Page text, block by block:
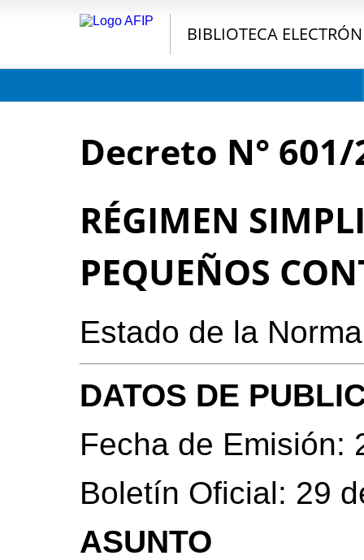
BIBLIOTECA
Decreto N° 601/
RÉGIMEN
PEQUEÑOS
Estado de la
DATOS DE
Fecha de Emisión:
Boletín Oficial: 29
ASUNTO